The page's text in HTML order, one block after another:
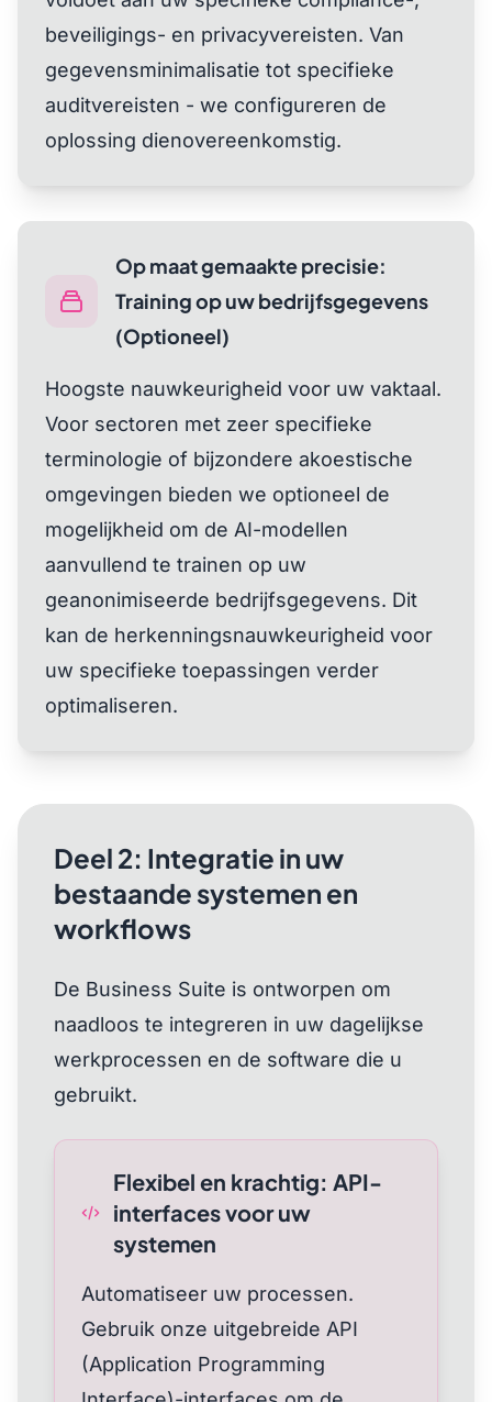
beveiligings- en privacyvereisten. Van
gegevensminimalisatie tot specifieke
auditvereisten - we configureren de
oplossing dienovereenkomstig.
Op maat gemaakte precisie:
Training op uw bedrijfsgegevens
(Optioneel)
Hoogste nauwkeurigheid voor uw vaktaal.
Voor sectoren met zeer specifieke
terminologie of bijzondere akoestische
omgevingen bieden we optioneel de
mogelijkheid om de AI-modellen
aanvullend te trainen op uw
geanonimiseerde bedrijfsgegevens. Dit
kan de herkenningsnauwkeurigheid voor
uw specifieke toepassingen verder
optimaliseren.
Deel 2: Integratie in uw
bestaande systemen en
workflows
De Business Suite is ontworpen om
naadloos te integreren in uw dagelijkse
werkprocessen en de software die u
gebruikt.
Flexibel en krachtig: API-
interfaces voor uw
systemen
Automatiseer uw processen.
Gebruik onze uitgebreide API
(Application Programming